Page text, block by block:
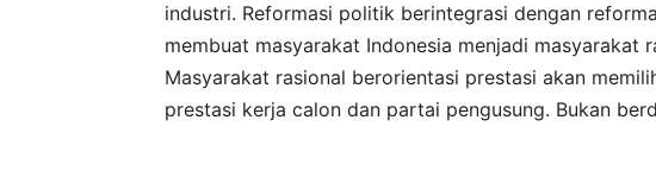
industri. Reformasi politik berintegrasi dengan
membuat masyarakat Indonesia menjadi masyarakat
Masyarakat rasional berorientasi prestasi akan
prestasi kerja calon dan partai pengusung. Bukan